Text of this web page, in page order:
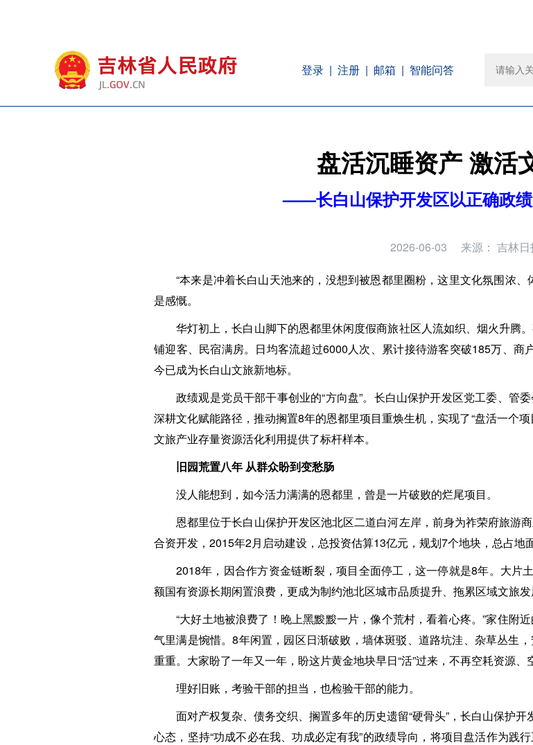
登录 注册 邮箱 智能问答
盘活沉睡资产 激活
——长白山保护开发区以正确政
2026-06-03 来源： 吉林日
“本来是冲着长白山天池来的，没想到被恩都里圈粉，这里文化氛围浓
是感慨。
华灯初上，长白山脚下的恩都里休闲度假商旅社区人流如织、烟火升腾
铺迎客、民宿满房。日均客流超过6000人次、累计接待游客突破185万、商
今已成为长白山文旅新地标。
政绩观是党员干部干事创业的“方向盘”。长白山保护开发区党工委、管
深耕文化赋能路径，推动搁置8年的恩都里项目重焕生机，实现了“盘活一个
文旅产业存量资源活化利用提供了标杆样本。
旧园荒置八年 从群众盼到变愁肠
没人能想到，如今活力满满的恩都里，曾是一片破败的烂尾项目。
恩都里位于长白山保护开发区池北区二道白河左岸，前身为祚荣府旅游
合资开发，2015年2月启动建设，总投资估算13亿元，规划7个地块，总占地
2018年，因合作方资金链断裂，项目全面停工，这一停就是8年。大片
额国有资源长期闲置浪费，更成为制约池北区城市品质提升、拖累区域文旅发
“大好土地被浪费了！晚上黑黢黢一片，像个荒村，看着心疼。”家住附
气里满是惋惜。8年闲置，园区日渐破败，墙体斑驳、道路坑洼、杂草丛生
重重。大家盼了一年又一年，盼这片黄金地块早日“活”过来，不再空耗资源、
理好旧账，考验干部的担当，也检验干部的能力。
面对产权复杂、债务交织、搁置多年的历史遗留“硬骨头”，长白山保护
心态，坚持“功成不必在我、功成必定有我”的政绩导向，将项目盘活作为践